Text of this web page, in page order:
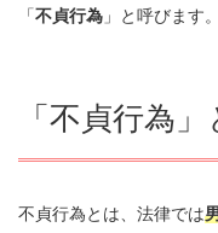
8.1. 不倫裁判の
和解しない
「 不貞行為 」と呼びます。
「不貞行為」
不貞行為とは、法律では